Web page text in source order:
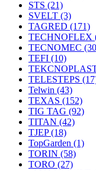
STS (21)
SVELT (3)
TAGRED (171)
TECHNOFLEX
TECNOMEC
TEFI (10)
TELESTEPS
Telwin (43)
TEXAS (152)
TIG TAG (92)
TITAN (42)
TJEP(18)
TopGarden (1)
TORIN (58)
TORO (27)